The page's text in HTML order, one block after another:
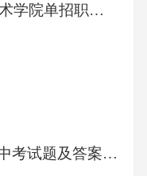
2026年四川化工职业技术学院单招职业技能测试题库含答案详解（完整版）
初中九年级物理上册期中考试题及答案【完整版】